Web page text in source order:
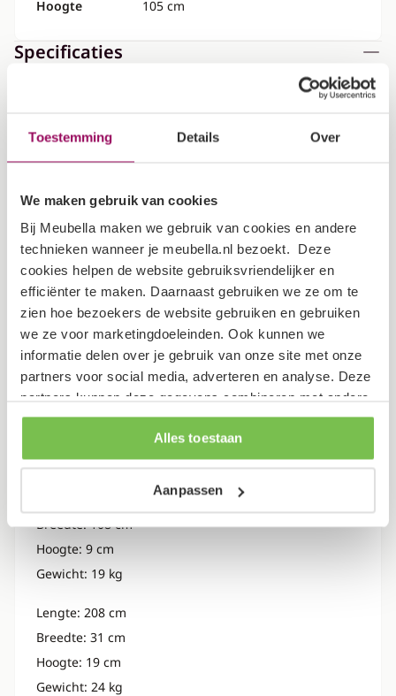
Toestemming Details Over
We maken gebruik van cookies
Bij Meubella maken we gebruik van cookies en andere
technieken wanneer je meubella.nl bezoekt. Deze
cookies helpen de website gebruiksvriendelijker en
efficiënter te maken. Daarnaast gebruiken we ze om te
zien hoe bezoekers de website gebruiken en gebruiken
we ze voor marketingdoeleinden. Ook kunnen we
informatie delen over je gebruik van onze site met onze
partners voor social media, adverteren en analyse. Deze
partners kunnen deze gegevens combineren met andere
informatie die je aan ze hebt verstrekt of die ze hebben
verzameld op basis van je gebruik van hun services.
Alles toestaan
Aanpassen
Hoogte 105 cm
Specificaties
Matrasmaat
Maximaal
draagvermogen
100kg per ligplaats
Inclusief
lattenbodem
Ja
Garantietermijn 2 jaar
Verpakking
Dit artikel bestaat uit 3 pakketten
Breedte: 108 cm
Hoogte: 9 cm
Gewicht: 19 kg
Lengte: 208 cm
Breedte: 31 cm
Hoogte: 19 cm
Gewicht: 24 kg